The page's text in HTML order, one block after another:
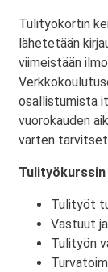
Tulityökortin
lähetetään
viimeistään
osallistumista
vuorokauden
varten
Tulityöt
Vastuut
Tulityön